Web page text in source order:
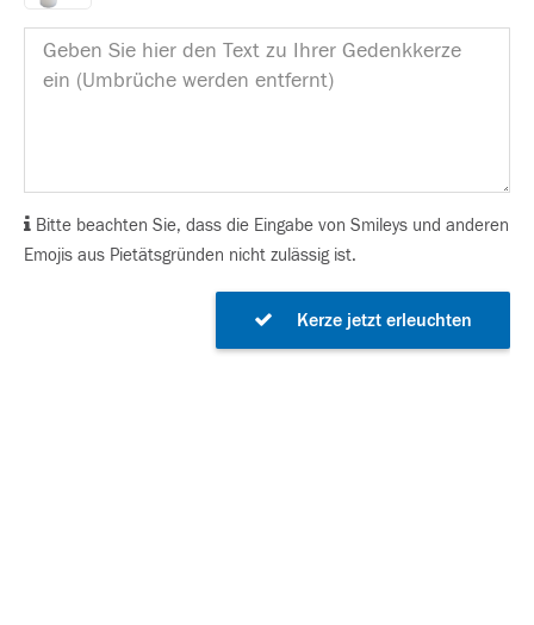
Bitte beachten Sie, dass die Eingabe von Smileys und anderen
Emojis aus Pietätsgründen nicht zulässig ist.
Kerze jetzt erleuchten